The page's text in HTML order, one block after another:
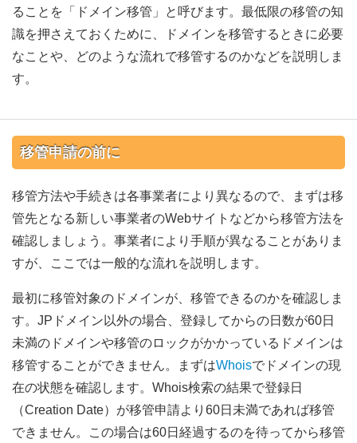
ることを「ドメイン移管」と呼びます。最低限の移管の知
識を押さえておくために、ドメインを移管するときに必要
なことや、どのような流れで移管するのかなどを説明しま
す。
移管申請の前に
移管方法や手続きは各事業者により異なるので、まずは移
管先となる新しい事業者のWebサイトなどから移管方法を
確認しましょう。事業者により手順が異なることがありま
すが、ここでは一般的な流れを説明します。
最初に移管対象のドメインが、移管できるのかを確認しま
す。JPドメイン以外の場合、登録してからの日数が60日
未満のドメインや移管のロックがかかっているドメインは
移管することができません。まずはWhoisでドメインの現
在の状態を確認します。Whois検索の結果で登録日
（Creation Date）が移管申請より60日未満であれば移管
できません。この場合は60日経過するのを待ってから移管